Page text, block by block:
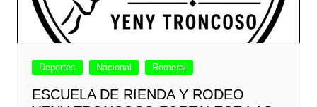
Deportes Nacional Romeral
ESCUELA DE RIENDA Y RODEO